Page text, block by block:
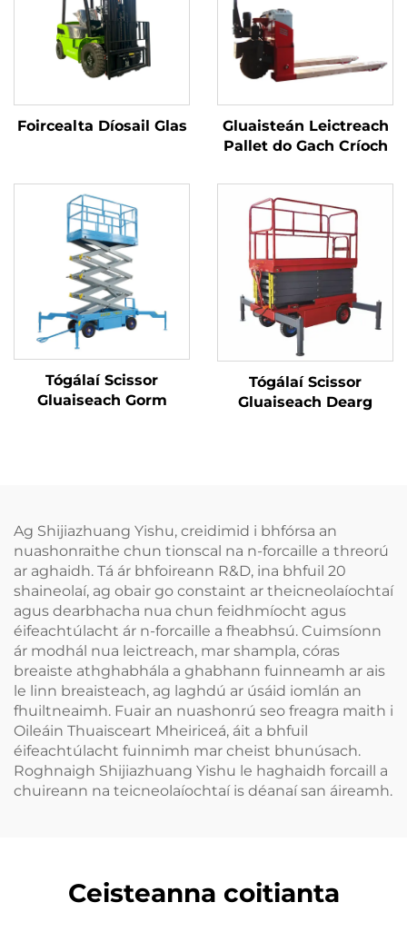
Foircealta Díosail Glas
Gluaisteán Leictreach
Pallet do Gach Críoch
Tógálaí Scissor
Gluaiseach Gorm
Tógálaí Scissor
Gluaiseach Dearg
Ag Shijiazhuang Yishu, creidimid i bhfórsa an
nuashonraithe chun tionscal na n-forcaille a threorú
ar aghaidh. Tá ár bhfoireann R&D, ina bhfuil 20
shaineolaí, ag obair go constaint ar theicneolaíochtaí
agus dearbhacha nua chun feidhmíocht agus
éifeachtúlacht ár n-forcaille a fheabhsú. Cuimsíonn
ár modhál nua leictreach, mar shampla, córas
breaiste athghabhála a ghabhann fuinneamh ar ais
le linn breaisteach, ag laghdú ar úsáid iomlán an
fhuiltneaimh. Fuair an nuashonrú seo freagra maith i
Oileáin Thuaisceart Mheiriceá, áit a bhfuil
éifeachtúlacht fuinnimh mar cheist bhunúsach.
Roghnaigh Shijiazhuang Yishu le haghaidh forcaill a
chuireann na teicneolaíochtaí is déanaí san áireamh.
Ceisteanna coitianta